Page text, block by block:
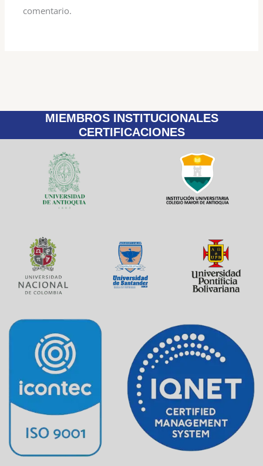
comentario.
MIEMBROS INSTITUCIONALES
CERTIFICACIONES